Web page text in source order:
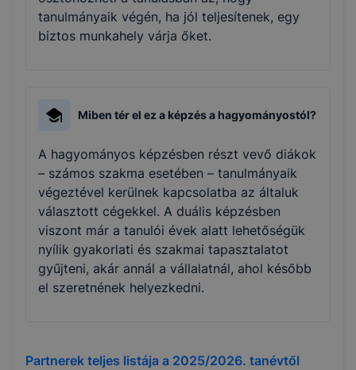
tanulmányaik végén, ha jól teljesítenek, egy
biztos munkahely várja őket.
Miben tér el ez a képzés a hagyományostól?
A hagyományos képzésben részt vevő diákok
– számos szakma esetében – tanulmányaik
végeztével kerülnek kapcsolatba az általuk
választott cégekkel. A duális képzésben
viszont már a tanulói évek alatt lehetőségük
nyílik gyakorlati és szakmai tapasztalatot
gyűjteni, akár annál a vállalatnál, ahol később
el szeretnének helyezkedni.
Partnerek teljes listája a 2025/2026. tanévtől